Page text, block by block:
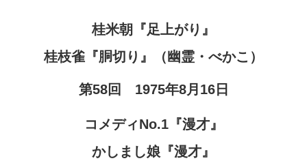
桂米朝『足上がり』
桂枝雀『胴切り』（幽霊・べかこ）
第58回 1975年8月16日
コメディNo.1『漫才』
かしまし娘『漫才』